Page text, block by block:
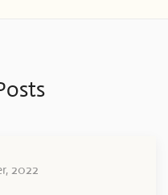
2022